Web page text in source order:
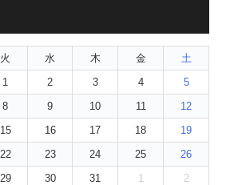
火 水 木 金
土
1 2 3 4
5
8 9 10 11
12
15 16 17 18
19
22 23 24 25
26
29 30 31 1
2